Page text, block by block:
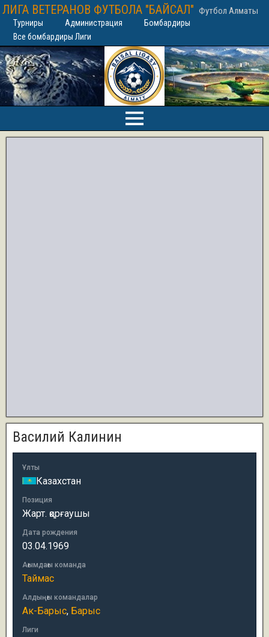
ЛИГА ВЕТЕРАНОВ ФУТБОЛА "БАЙСАЛ" Футбол Алматы
Турниры Администрация
Бомбардиры
Все бомбардиры Лиги
Василий Калинин
Ұлты
Казахстан
Позиция
Жарт. қорғаушы
Дата рождения
03.04.1969
Ағымдағы команда
Таймас
Алдыңғы командалар
Ак-Барыс, Барыс
Лиги